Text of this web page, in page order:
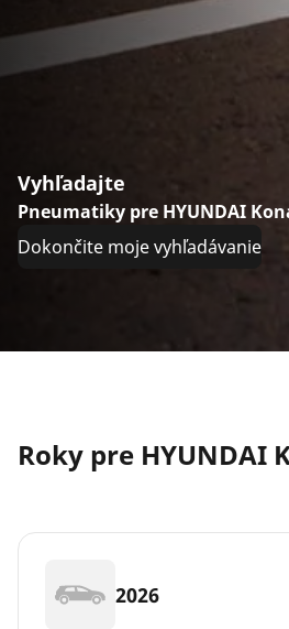
Vyhľadajte
Pneumatiky pre HYUNDAI
Dokončite moje vyhľadávanie
Roky pre HYUNDAI
2026